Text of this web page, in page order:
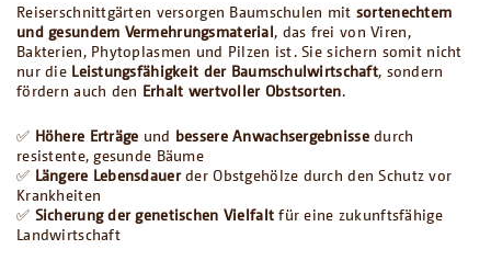
Reiserschnittgärten versorgen Baumschulen mit sortenechtem
und gesundem Vermehrungsmaterial, das frei von Viren,
Bakterien, Phytoplasmen und Pilzen ist. Sie sichern somit nicht
nur die Leistungsfähigkeit der Baumschulwirtschaft, sondern
fördern auch den Erhalt wertvoller Obstsorten.
✅ Höhere Erträge und bessere Anwachsergebnissedurch
resistente, gesunde Bäume
✅ Längere Lebensdauerder Obstgehölze durch den Schutz vor
Krankheiten
✅ Sicherung der genetischen Vielfalt für eine zukunftsfähige
Landwirtschaft